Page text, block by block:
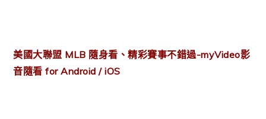
美國大聯盟 MLB 隨身看、精彩賽事不錯過-myVideo影
音隨看 for Android / iOS